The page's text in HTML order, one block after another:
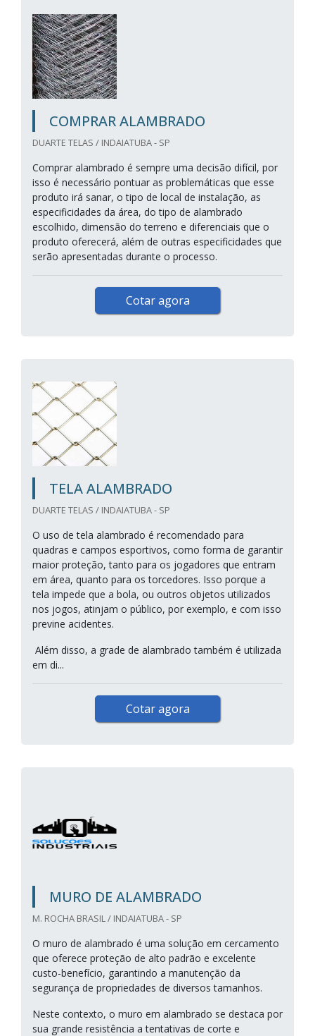
COMPRAR ALAMBRADO
DUARTE TELAS / INDAIATUBA - SP
Comprar alambrado é sempre uma decisão difícil, por
isso é necessário pontuar as problemáticas que esse
produto irá sanar, o tipo de local de instalação, as
especificidades da área, do tipo de alambrado
escolhido, dimensão do terreno e diferenciais que o
produto oferecerá, além de outras especificidades que
serão apresentadas durante o processo.
Cotar agora
TELA ALAMBRADO
DUARTE TELAS / INDAIATUBA - SP
O uso de tela alambrado é recomendado para
quadras e campos esportivos, como forma de garantir
maior proteção, tanto para os jogadores que entram
em área, quanto para os torcedores. Isso porque a
tela impede que a bola, ou outros objetos utilizados
nos jogos, atinjam o público, por exemplo, e com isso
previne acidentes.
Além disso, a grade de alambrado também é utilizada
em di...
Cotar agora
MURO DE ALAMBRADO
M. ROCHA BRASIL / INDAIATUBA - SP
O muro de alambrado é uma solução em cercamento
que oferece proteção de alto padrão e excelente
custo-benefício, garantindo a manutenção da
segurança de propriedades de diversos tamanhos.
Neste contexto, o muro em alambrado se destaca por
sua grande resistência a tentativas de corte e